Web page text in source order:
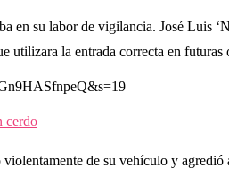
en su labor de vigilancia. José Luis
utilizara la entrada correcta en futuras
cerdo
de su vehículo y